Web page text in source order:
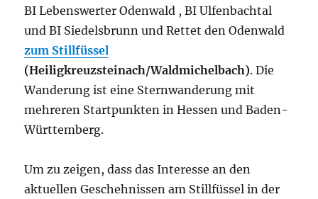
BI Lebenswerter Odenwald , BI Ulfenbachtal
und BI Siedelsbrunn und Rettet den Odenwald
zum Stillfüssel
(Heiligkreuzsteinach/Waldmichelbach). Die
Wanderung ist eine Sternwanderung mit
mehreren Startpunkten in Hessen und Baden-
Württemberg.
Um zu zeigen, dass das Interesse an den
aktuellen Geschehnissen am Stillfüssel in der